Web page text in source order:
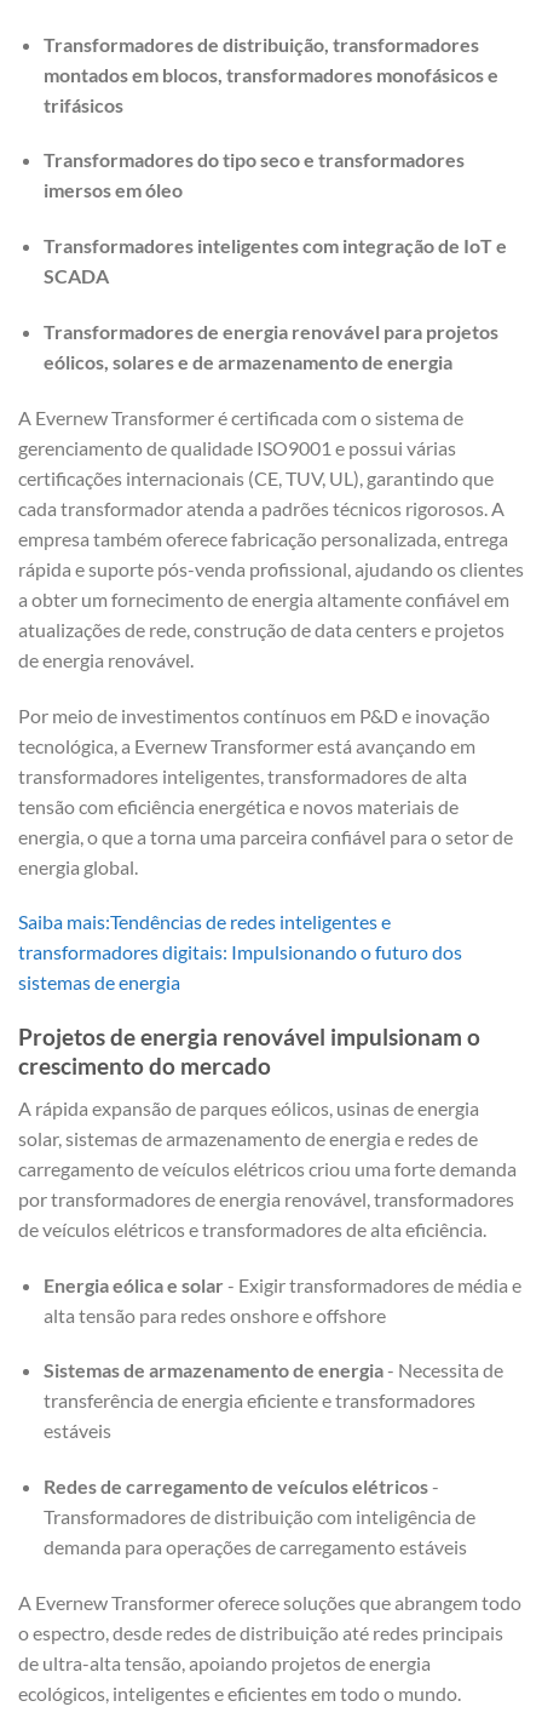
Transformadores de distribuição, transformadores
montados em blocos, transformadores monofásicos e
trifásicos
Transformadores do tipo seco e transformadores
imersos em óleo
Transformadores inteligentes com integração de IoT e
SCADA
Transformadores de energia renovável para projetos
eólicos, solares e de armazenamento de energia
A Evernew Transformer é certificada com o sistema de
gerenciamento de qualidade ISO9001 e possui várias
certificações internacionais (CE, TUV, UL), garantindo que
cada transformador atenda a padrões técnicos rigorosos. A
empresa também oferece fabricação personalizada, entrega
rápida e suporte pós-venda profissional, ajudando os clientes
a obter um fornecimento de energia altamente confiável em
atualizações de rede, construção de data centers e projetos
de energia renovável.
Por meio de investimentos contínuos em P&D e inovação
tecnológica, a Evernew Transformer está avançando em
transformadores inteligentes, transformadores de alta
tensão com eficiência energética e novos materiais de
energia, o que a torna uma parceira confiável para o setor de
energia global.
Saiba mais:Tendências de redes inteligentes e
transformadores digitais: Impulsionando o futuro dos
sistemas de energia
Projetos de energia renovável impulsionam o
crescimento do mercado
A rápida expansão de parques eólicos, usinas de energia
solar, sistemas de armazenamento de energia e redes de
carregamento de veículos elétricos criou uma forte demanda
por transformadores de energia renovável, transformadores
de veículos elétricos e transformadores de alta eficiência.
Energia eólica e solar - Exigir transformadores de média e
alta tensão para redes onshore e offshore
Sistemas de armazenamento de energia- Necessita de
transferência de energia eficiente e transformadores
estáveis
Redes de carregamento de veículos elétricos-
Transformadores de distribuição com inteligência de
demanda para operações de carregamento estáveis
A Evernew Transformer oferece soluções que abrangem todo
o espectro, desde redes de distribuição até redes principais
de ultra-alta tensão, apoiando projetos de energia
ecológicos, inteligentes e eficientes em todo o mundo.